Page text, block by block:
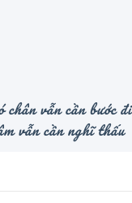
chân vẫn cần bước đi
vẫn cần nghĩ thấu